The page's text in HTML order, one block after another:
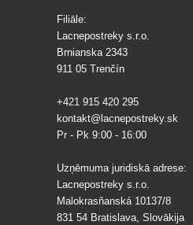
Filiāle:
Lacnepostreky s.r.o.
Brnianska 2343
911 05 Trenčín
+421 915 420 295
kontakt@lacnepostreky.sk
Pr - Pk 9:00 - 16:00
Uzņēmuma juridiskā adrese:
Lacnepostreky s.r.o.
Malokrasňanská 10137/8
831 54 Bratislava, Slovākija